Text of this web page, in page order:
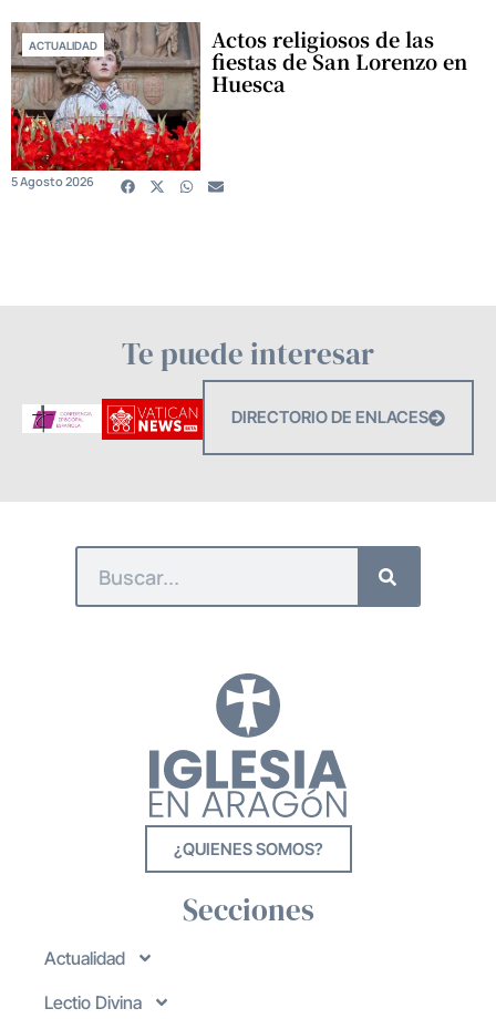
ACTUALIDAD Actos religiosos de las
fiestas de San Lorenzo en
Huesca
5 Agosto 2026
Te puede interesar
DIRECTORIO DE ENLACES
¿QUIENES SOMOS?
Secciones
Actualidad
Lectio Divina